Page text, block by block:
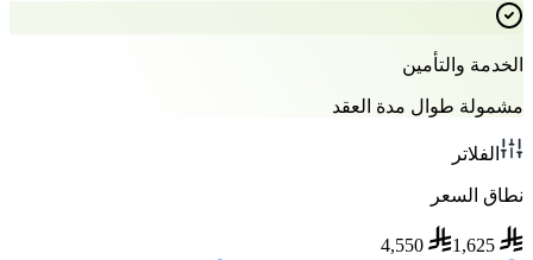
الخدمة والتأمين
مشمولة طوال مدة العقد
الفلاتر
نطاق السعر
1,625
4,550